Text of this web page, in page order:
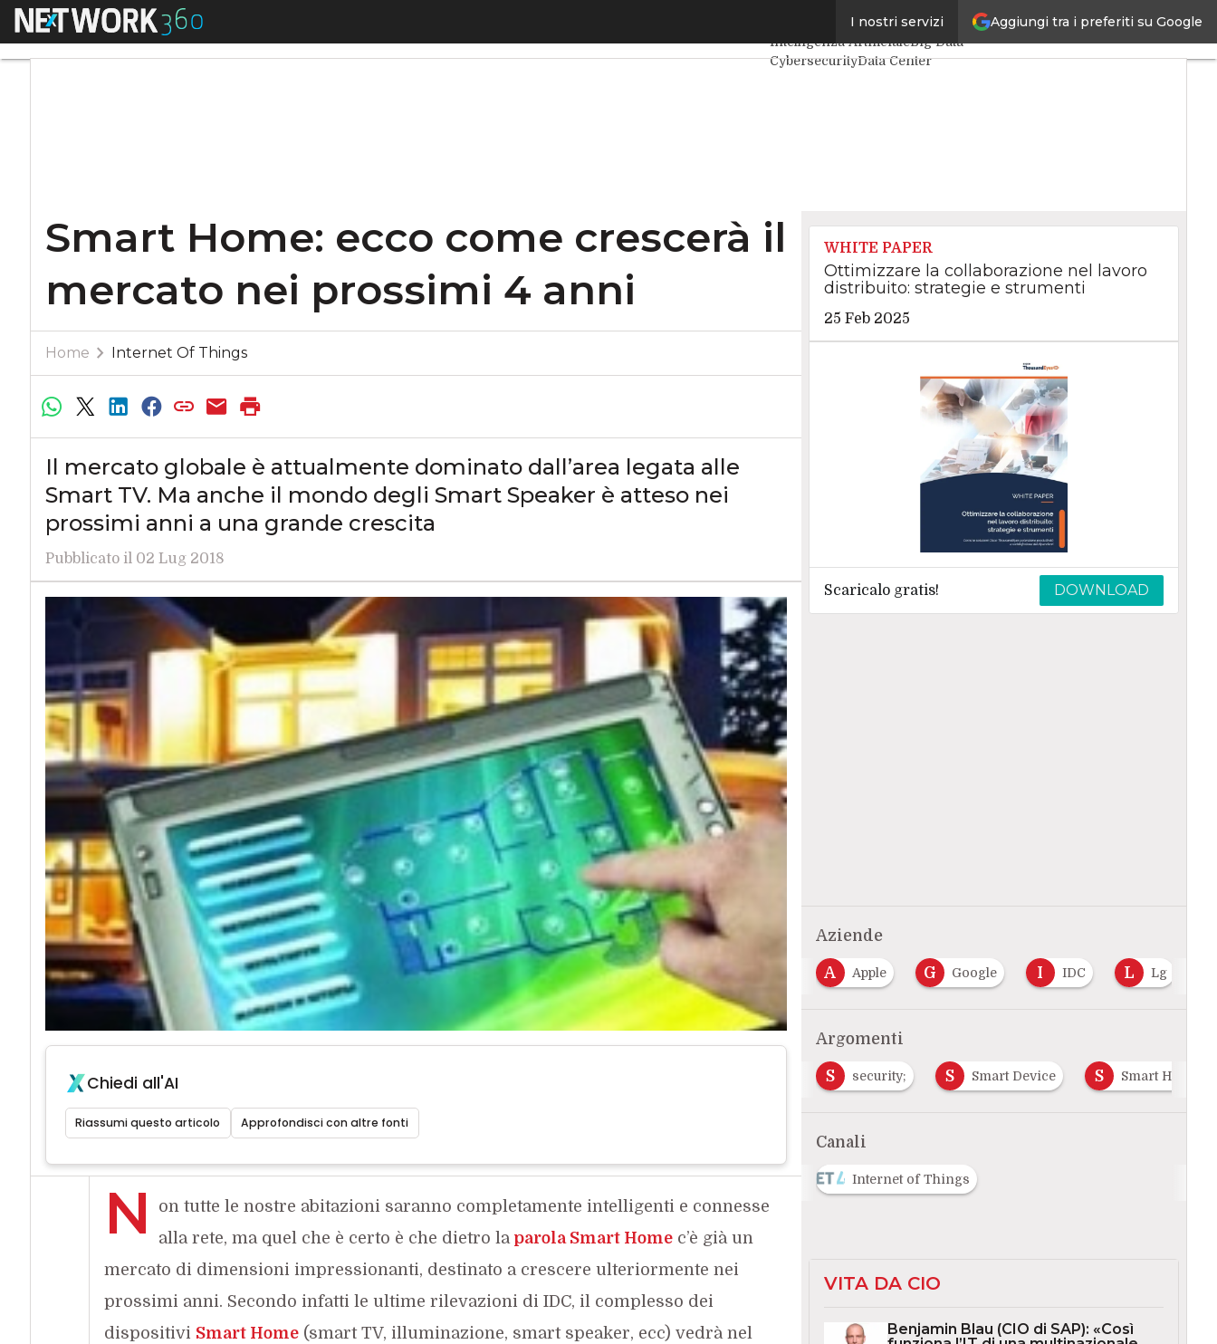
Aggiungi tra i preferiti su Google
I nostri servizi
Menu
Intelligenza ArtificialeBig Data
CybersecurityData Center
Smart Home: ecco come crescerà il
mercato nei prossimi 4 anni
Home Internet Of Things
Il mercato globale è attualmente dominato dall’area legata alle
Smart TV. Ma anche il mondo degli Smart Speaker è atteso nei
prossimi anni a una grande crescita
Pubblicato il 02 Lug 2018
Chiedi all'AI
Riassumi questo articolo Approfondisci con altre fonti
N
on tutte le nostre abitazioni saranno completamente intelligenti e connesse
alla rete, ma quel che è certo è che dietro la parola Smart Homec’è già un
mercato di dimensioni impressionanti, destinato a crescere ulteriormente nei
prossimi anni. Secondo infatti le ultime rilevazioni di IDC, il complesso dei
dispositivi Smart Home(smart TV, illuminazione, smart speaker, ecc) vedrà nel
WHITE PAPER
Ottimizzare la collaborazione nel lavoro
distribuito: strategie e strumenti
25 Feb 2025
Scaricalo gratis! DOWNLOAD
Aziende
Amazon A Apple G Google I IDC L Lg
Argomenti
security; S Smart Device S Smart Home
Canali
Internet of Things
VITA DA CIO
Benjamin Blau (CIO di SAP): «Così